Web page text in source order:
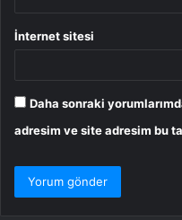
İnternet sitesi
Daha sonraki
adresim ve site adresim bu